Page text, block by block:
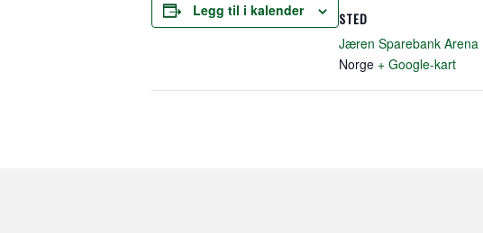
Legg til i kalender STED
Jæren Sparebank Arena
Norge + Google-kart